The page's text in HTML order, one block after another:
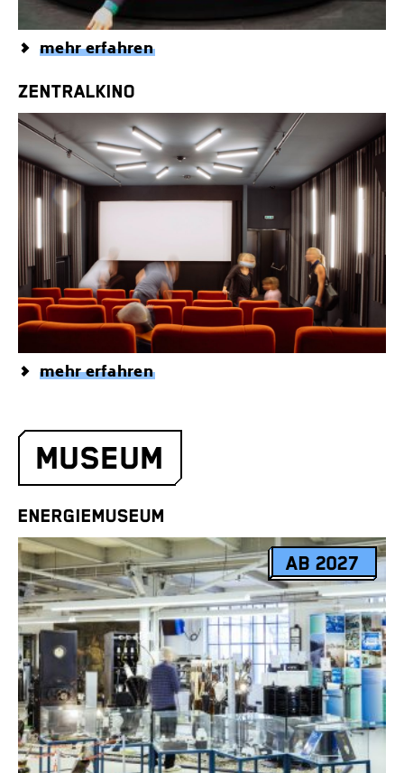
mehr erfahren
ZENTRALKINO
mehr erfahren
MUSEUM
ENERGIEMUSEUM
AB 2027